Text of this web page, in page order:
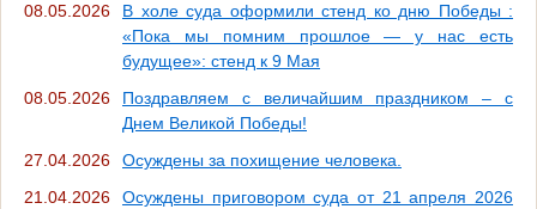
08.05.2026
В холе суда оформили стенд ко дню Победы :
«Пока мы помним прошлое — у нас есть
будущее»: стенд к 9 Мая
08.05.2026
Поздравляем с величайшим праздником – с
Днем Великой Победы!
27.04.2026
Осуждены за похищение человека.
21.04.2026
Осуждены приговором суда от 21 апреля 2026